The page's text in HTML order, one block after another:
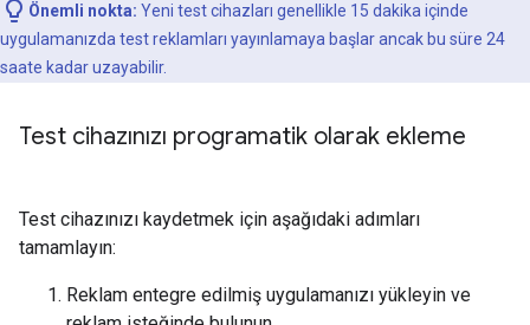
Önemli nokta: Yeni test cihazları genellikle 15 dakika içinde
uygulamanızda test reklamları yayınlamaya başlar ancak bu süre 24
saate kadar uzayabilir.
Test cihazınızı programatik olarak ekleme
Test cihazınızı kaydetmek için aşağıdaki adımları
tamamlayın:
Reklam entegre edilmiş uygulamanızı yükleyin ve